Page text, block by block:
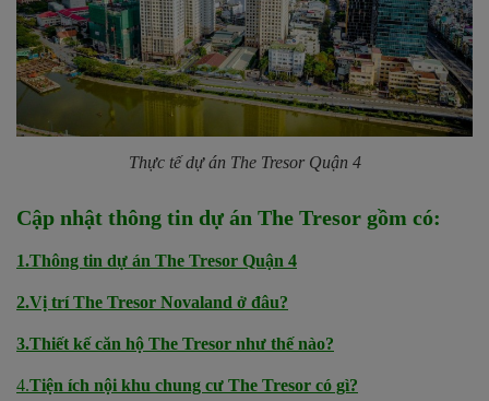
Thực tế dự án The Tresor Quận 4
Cập nhật thông tin dự án The Tresor gồm có:
1.Thông tin dự án The Tresor Quận 4
2.Vị trí The Tresor Novaland ở đâu?
3.Thiết kế căn hộ The Tresor như thế nào?
4.Tiện ích nội khu chung cư The Tresor có gì?